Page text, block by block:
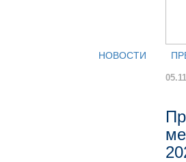
НОВОСТИ